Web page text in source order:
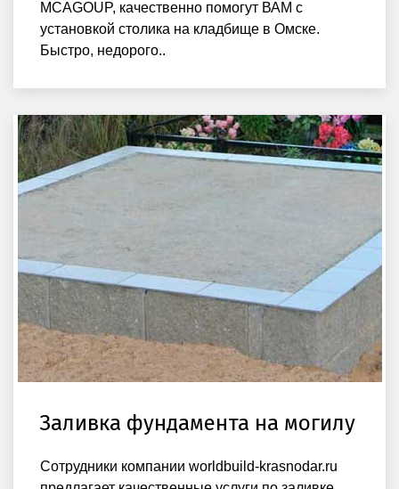
MCAGOUP, качественно помогут ВАМ с
установкой столика на кладбище в Омске.
Быстро, недорого..
Заливка фундамента на могилу
Сотрудники компании worldbuild-krasnodar.ru